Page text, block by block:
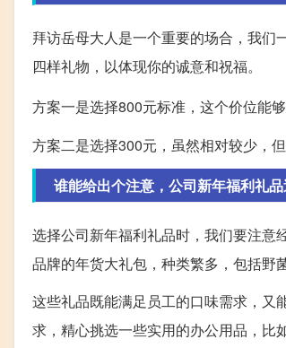
拜访岳母大人是一个重要的场合，我们
四样礼物，以体现你的诚意和祝福。
方案一是选择800元标准，这个价位能
方案二是选择300元，虽然相对较少，
谁能给出个注意，公司新年福利礼
选择公司新年福利礼品时，我们要注意
品牌的年货大礼包，种类繁多，包括野
这些礼品既能满足员工的口味需求，又
求，精心挑选一些实用的办公用品，比